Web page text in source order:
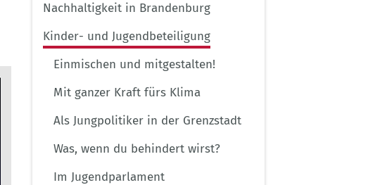
Nachhaltigkeit in Brandenburg
Kinder- und Jugendbeteiligung
Einmischen und mitgestalten!
Mit ganzer Kraft fürs Klima
Als Jungpolitiker in der Grenzstadt
Was, wenn du behindert wirst?
Im Jugendparlament